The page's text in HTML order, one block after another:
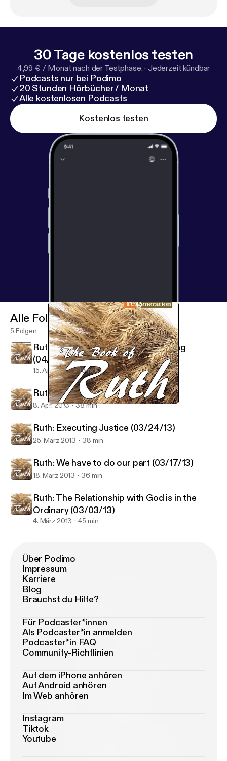
30 Tage kostenlos testen
4,99 € / Monat nach der Testphase. · Jederzeit kündbar
Podcasts nur bei Podimo
20 Stunden Hörbücher / Monat
Alle kostenlosen Podcasts
Kostenlos testen
Ruth: Go for it! (04/07/13)
Alle Folgen
5 Folgen
Ruth: An Honorable and Proper Thing
(04/14/13)
15. Apr. 2013 43 min
Ruth: Go for it! (04/07/13)
8. Apr. 2013 38 min
Ruth: Executing Justice (03/24/13)
25. März 2013 38 min
Ruth: We have to do our part (03/17/13)
18. März 2013 36 min
Ruth: The Relationship with God is in the
Ordinary (03/03/13)
4. März 2013 45 min
Über Podimo
Impressum
Karriere
Blog
Brauchst du Hilfe?
Für Podcaster*innen
Als Podcaster*in anmelden
Podcaster*in FAQ
Community-Richtlinien
Auf dem iPhone anhören
Auf Android anhören
Im Web anhören
Instagram
Tiktok
Youtube